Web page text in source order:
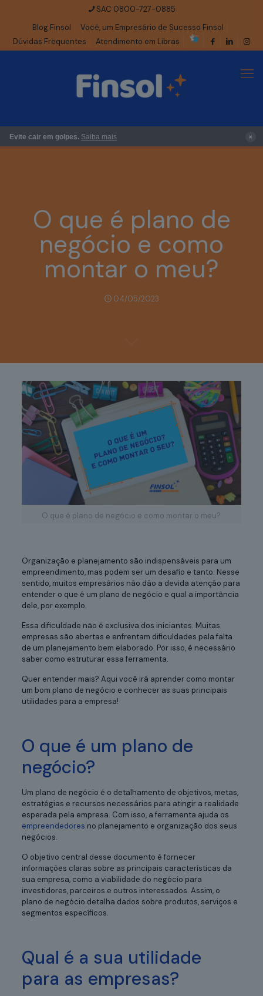
SAC 0800-727-0885
Blog Finsol
Você, um Empresário de Sucesso Finsol
Dúvidas Frequentes
Atendimento em Libras
Evite cair em golpes. Saiba mais ×
O que é plano de
negócio e como
montar o meu?
04/05/2023
O que é plano de negócio e como montar o meu?
Organização e planejamento são indispensáveis para um
empreendimento, mas podem ser um desafio e tanto. Nesse
sentido, muitos empresários não dão a devida atenção para
entender o que é um plano de negócio e qual a importância
dele, por exemplo.
Essa dificuldade não é exclusiva dos iniciantes. Muitas
empresas são abertas e enfrentam dificuldades pela falta
de um planejamento bem elaborado. Por isso, é necessário
saber como estruturar essa ferramenta.
Quer entender mais? Aqui você irá aprender como montar
um bom plano de negócio e conhecer as suas principais
utilidades para a empresa!
O que é um plano de
negócio?
Um plano de negócio é o detalhamento de objetivos, metas,
estratégias e recursos necessários para atingir a realidade
esperada pela empresa. Com isso, a ferramenta ajuda os
empreendedores no planejamento e organização dos seus
negócios.
O objetivo central desse documento é fornecer
informações claras sobre as principais características da
sua empresa, como a viabilidade do negócio para
investidores, parceiros e outros interessados. Assim, o
plano de negócio detalha dados sobre produtos, serviços e
segmentos específicos.
Qual é a sua utilidade
para as empresas?